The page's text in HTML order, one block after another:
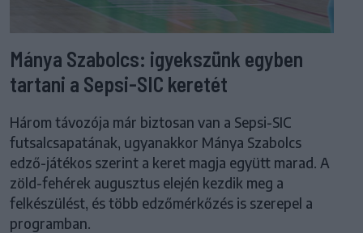
Mánya Szabolcs: igyekszünk egyben
tartani a Sepsi-SIC keretét
Három távozója már biztosan van a Sepsi-SIC
futsalcsapatának, ugyanakkor Mánya Szabolcs
edző-játékos szerint a keret magja együtt marad. A
zöld-fehérek augusztus elején kezdik meg a
felkészülést, és több edzőmérkőzés is szerepel a
programban.